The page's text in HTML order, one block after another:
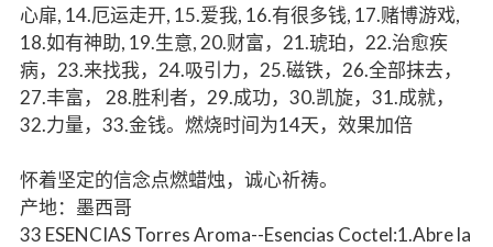
心扉, 14.厄运走开, 15.爱我, 16.有很多钱, 17.赌博游戏,
18.如有神助, 19.生意, 20.财富，21.琥珀，22.治愈疾
病，23.来找我，24.吸引力，25.磁铁，26.全部抹去，
27.丰富， 28.胜利者，29.成功，30.凯旋，31.成就，
32.力量，33.金钱。燃烧时间为14天，效果加倍
怀着坚定的信念点燃蜡烛，诚心祈祷。
产地：墨西哥
33 ESENCIAS Torres Aroma--Esencias Coctel:1.Abre la